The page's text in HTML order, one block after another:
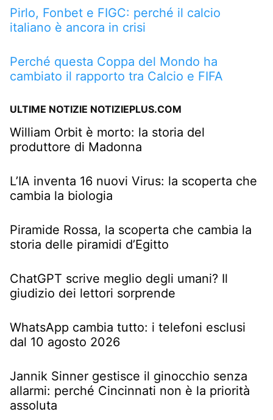
Pirlo, Fonbet e FIGC: perché il calcio
italiano è ancora in crisi
Perché questa Coppa del Mondo ha
cambiato il rapporto tra Calcio e FIFA
ULTIME NOTIZIE NOTIZIEPLUS.COM
William Orbit è morto: la storia del
produttore di Madonna
L’IA inventa 16 nuovi Virus: la scoperta che
cambia la biologia
Piramide Rossa, la scoperta che cambia la
storia delle piramidi d’Egitto
ChatGPT scrive meglio degli umani? Il
giudizio dei lettori sorprende
WhatsApp cambia tutto: i telefoni esclusi
dal 10 agosto 2026
Jannik Sinner gestisce il ginocchio senza
allarmi: perché Cincinnati non è la priorità
assoluta